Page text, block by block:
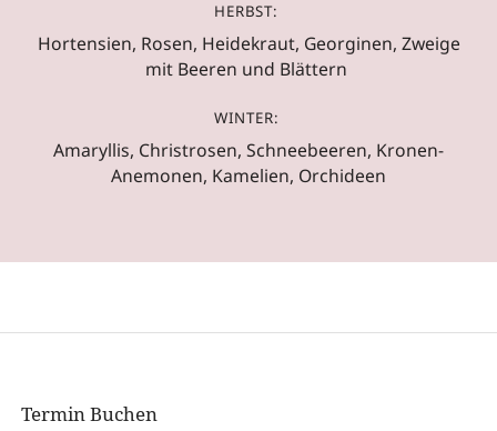
HERBST:
Hortensien, Rosen, Heidekraut, Georginen, Zweige
mit Beeren und Blättern
WINTER:
Amaryllis, Christrosen, Schneebeeren, Kronen-
Anemonen, Kamelien, Orchideen
Termin Buchen